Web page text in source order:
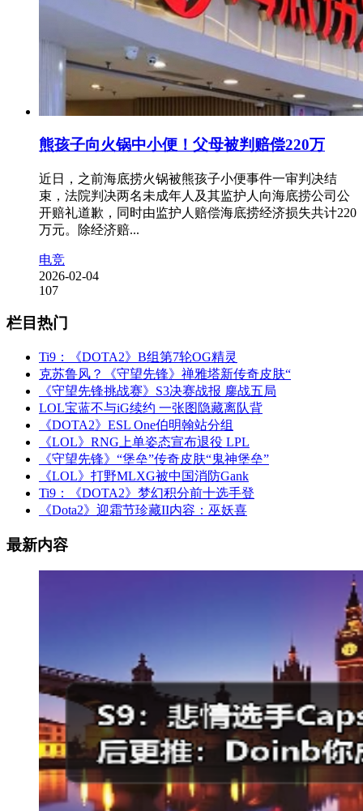
熊孩子向火锅中小便！父母被判赔偿220万
近日，之前海底捞火锅被熊孩子小便事件一审判决结
束，法院判决两名未成年人及其监护人向海底捞公司公
开赔礼道歉，同时由监护人赔偿海底捞经济损失共计220
万元。除经济赔...
电竞
2026-02-04
107
栏目热门
Ti9：《DOTA2》B组第7轮OG精灵
克苏鲁风？《守望先锋》禅雅塔新传奇皮肤“
《守望先锋挑战赛》S3决赛战报 鏖战五局
LOL宝蓝不与iG续约 一张图隐藏离队背
《DOTA2》ESL One伯明翰站分组
《LOL》RNG上单姿态宣布退役 LPL
《守望先锋》“堡垒”传奇皮肤“鬼神堡垒”
《LOL》打野MLXG被中国消防Gank
Ti9：《DOTA2》梦幻积分前十选手登
《Dota2》迎霜节珍藏II内容：巫妖喜
最新内容